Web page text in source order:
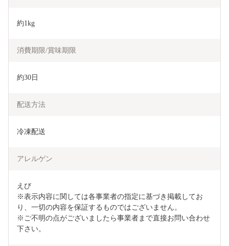
約1kg
消費期限/賞味期限
約30日
配送方法
冷凍配送
アレルゲン
えび
※表示内容に関しては各事業者の指定に基づき掲載してお
り、一切の内容を保証するものではございません。
※ご不明の点がございましたら事業者まで直接お問い合わせ
下さい。